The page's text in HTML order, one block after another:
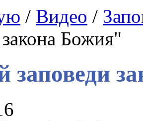
/ Видео /
Божия"
заповеди